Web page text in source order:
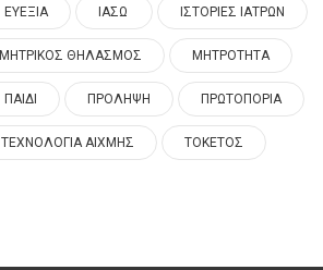
ΕΥΕΞΙΑ ΙΑΣΩ ΙΣΤΟΡΙΕΣ ΙΑΤΡΩΝ
ΜΗΤΡΙΚΟΣ ΘΗΛΑΣΜΟΣ ΜΗΤΡΟΤΗΤΑ
ΠΑΙΔΙ ΠΡΟΛΗΨΗ ΠΡΩΤΟΠΟΡΙΑ
ΤΕΧΝΟΛΟΓΙΑ ΑΙΧΜΗΣ ΤΟΚΕΤΟΣ